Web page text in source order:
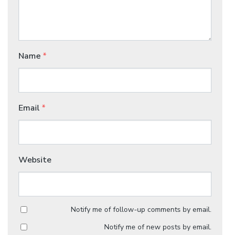
Name *
Email *
Website
Notify me of follow-up comments by email.
Notify me of new posts by email.